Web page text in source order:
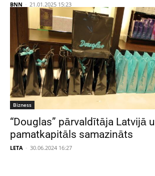
BNN - 21.01.2025 15:23
Bizness
“Douglas” pārvaldītāja Latvijā
pamatkapitāls samazināts
LETA - 30.06.2024 16:27